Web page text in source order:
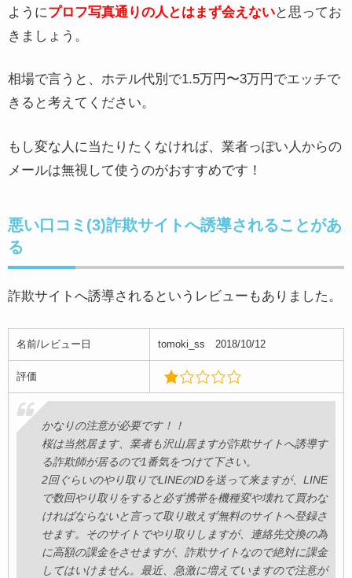
ようにプロフ写真通りの人とはまず会えないと思ってお
きましょう。
相場で言うと、ホテル代別で1.5万円〜3万円でエッチで
きると考えてください。
もし変な人に当たりたくなければ、業者っぽい人からの
メールは無視して使うのがおすすめです！
悪い口コミ(3)詐欺サイトへ誘導されることがあ
る
詐欺サイトへ誘導されるというレビューもありました。
名前/レビュー日 tomoki_ss 2018/10/12
評価
かなりの注意が必要です！！
桜は当然居ます、業者も沢山居ますが詐欺サイトへ誘導す
る詐欺師が居るので1番気をつけて下さい。
2回ぐらいのやり取りでLINEのIDを送って来ますが、LINE
で数回やり取りをすると必ず携帯を機種変や壊れて買わな
ければならないと言って取り敢えず無料のサイトへ登録さ
せます。そのサイトでやり取りしますが、連絡先交換の為
に高額の課金をさせますが、詐欺サイトなので絶対に課金
してはいけません。最近、急激に増えていますので注意が